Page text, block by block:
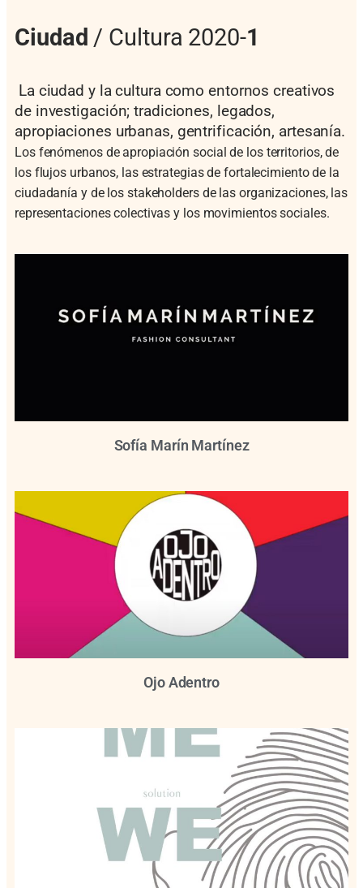
Ciudad / Cultura 2020-1
La ciudad y la cultura como entornos creativos
de investigación; tradiciones, legados,
apropiaciones urbanas, gentrificación, artesanía.
Los fenómenos de apropiación social de los territorios, de
los flujos urbanos, las estrategias de fortalecimiento de la
ciudadanía y de los stakeholders de las organizaciones, las
representaciones colectivas y los movimientos sociales.
Sofía Marín Martínez
Ojo Adentro